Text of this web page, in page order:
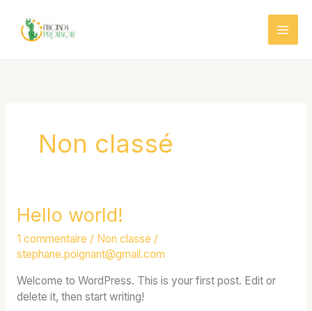
contenu
Non classé
Hello world!
1 commentaire / Non classé /
stephane.poignant@gmail.com
Welcome to WordPress. This is your first post. Edit or
delete it, then start writing!
Hello